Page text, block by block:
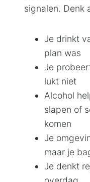
signalen. Denk
Je drinkt
plan was
Je
lukt niet
Alcohol
slapen of
komen
Je
maar je
Je denkt